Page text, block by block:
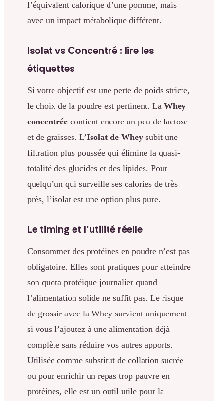
l’équivalent calorique d’une pomme, mais
avec un impact métabolique différent.
Isolat vs Concentré : lire les
étiquettes
Si votre objectif est une perte de poids stricte,
le choix de la poudre est pertinent. La Whey
concentrée contient encore un peu de lactose
et de graisses. L’Isolat de Whey subit une
filtration plus poussée qui élimine la quasi-
totalité des glucides et des lipides. Pour
quelqu’un qui surveille ses calories de très
près, l’isolat est une option plus pure.
Le timing et l’utilité réelle
Consommer des protéines en poudre n’est pas
obligatoire. Elles sont pratiques pour atteindre
son quota protéique journalier quand
l’alimentation solide ne suffit pas. Le risque
de grossir avec la Whey survient uniquement
si vous l’ajoutez à une alimentation déjà
complète sans réduire vos autres apports.
Utilisée comme substitut de collation sucrée
ou pour enrichir un repas trop pauvre en
protéines, elle est un outil utile pour la